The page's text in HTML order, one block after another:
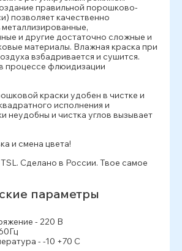
правильной порошково-
позволяет качественно
и другие достаточно сложные и
материалы. Влажная краска при
взбадривается и сушится.
процессе флюидизации
краски удобен в чистке и
исполнения и
неудобны и чистка углов вызывает
и смена цвета!
Сделано в России. Твое самое
параметры
- 220 В
- -10 +70 С